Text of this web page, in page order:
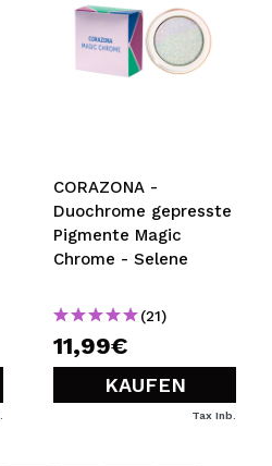
CORAZONA -
Duochrome gepresste
Pigmente Magic
Chrome - Selene
(21)
11,99€
KAUFEN
Tax Inb.